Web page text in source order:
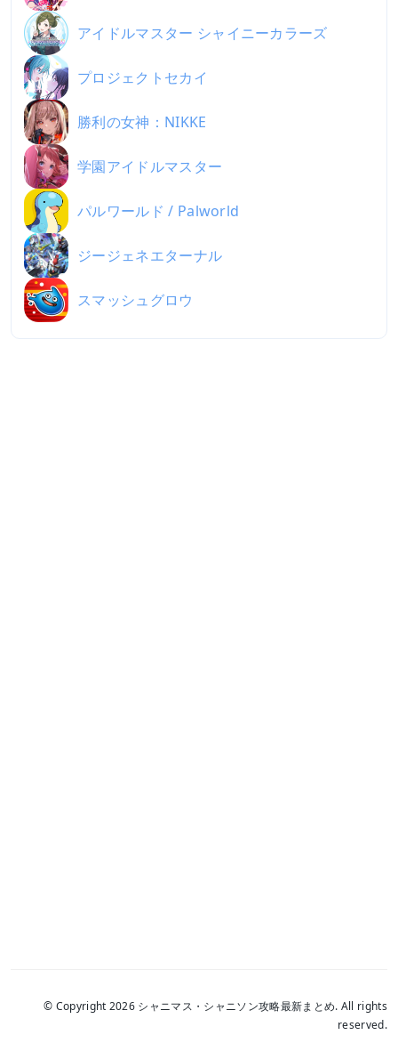
アイドルマスター シャイニーカラーズ
プロジェクトセカイ
勝利の女神：NIKKE
学園アイドルマスター
パルワールド / Palworld
ジージェネエターナル
スマッシュグロウ
© Copyright 2026 シャニマス・シャニソン攻略最新まとめ. All rights
reserved.